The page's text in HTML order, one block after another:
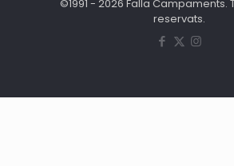
©1991 - 2026 Falla Campaments.
reservats.